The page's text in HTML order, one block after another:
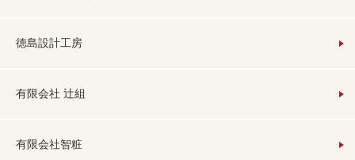
徳島設計工房
有限会社 辻組
有限会社智粧